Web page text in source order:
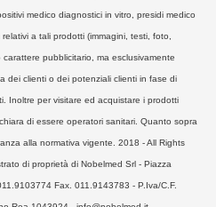
medico diagnostici in vitro, presidi medico
a tali prodotti (immagini, testi, foto,
pubblicitario, ma esclusivamente
dei clienti o dei potenziali clienti in fase di
Inoltre per visitare ed acquistare i prodotti
di essere operatori sanitari. Quanto sopra
alla normativa vigente. 2018 - All Rights
di proprietà di Nobelmed Srl - Piazza
Fax. 011.9143783 - P.Iva/C.F.